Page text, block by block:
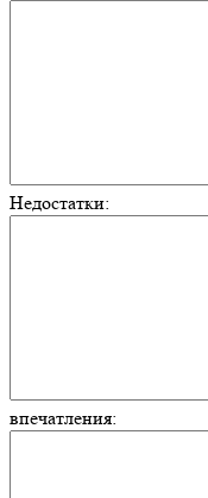
Недостатки:
впечатления: